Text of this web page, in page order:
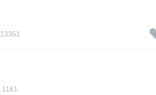
13351
1161